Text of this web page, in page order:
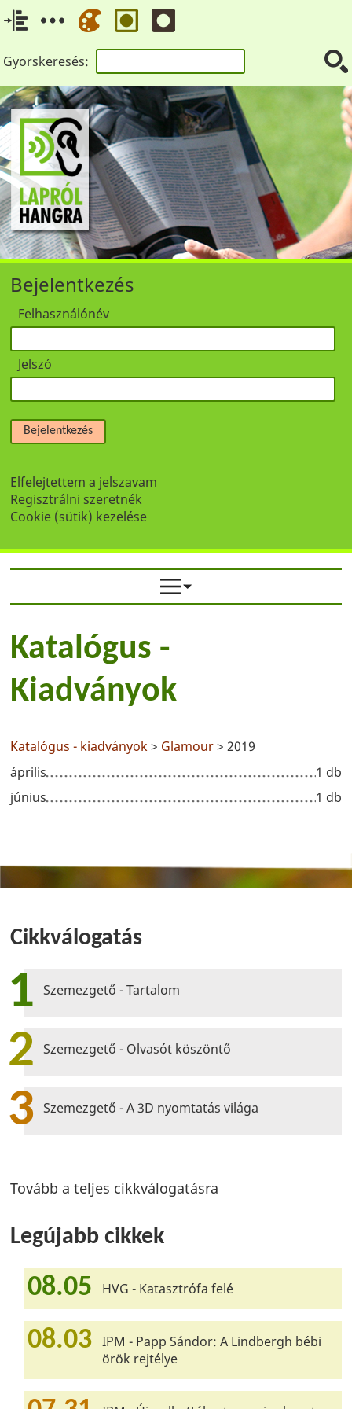
Gyorskeresés:
Bejelentkezés
Felhasználónév
Jelszó
Bejelentkezés
Elfelejtettem a jelszavam
Regisztrálni szeretnék
Cookie (sütik) kezelése
Katalógus -
Kiadványok
Katalógus - kiadványok> Glamour> 2019
április
1 db
június
1 db
Cikkválogatás
1 Szemezgető - Tartalom
2 Szemezgető - Olvasót köszöntő
3 Szemezgető - A 3D nyomtatás világa
Tovább a teljes cikkválogatásra
Legújabb cikkek
08.05 HVG - Katasztrófa felé
08.03
IPM - Papp Sándor: A Lindbergh bébi
örök rejtélye